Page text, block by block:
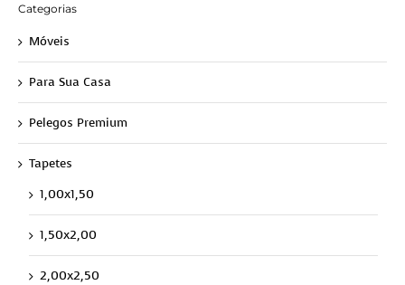
Categorias
Móveis
Para Sua Casa
Pelegos Premium
Tapetes
1,00x1,50
1,50x2,00
2,00x2,50